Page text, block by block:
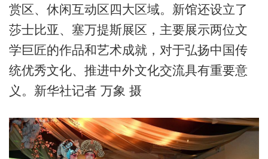
赏区、休闲互动区四大区域。新馆还设立了
莎士比亚、塞万提斯展区，主要展示两位文
学巨匠的作品和艺术成就，对于弘扬中国传
统优秀文化、推进中外文化交流具有重要意
义。新华社记者 万象 摄